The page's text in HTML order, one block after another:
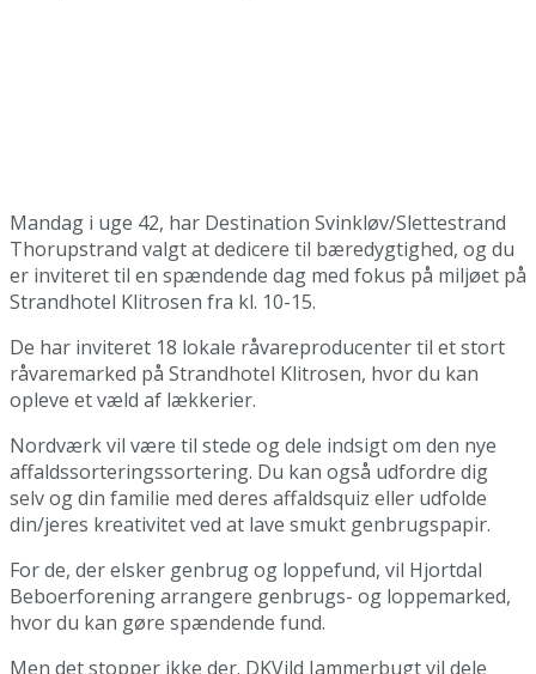
Mandag i uge 42, har Destination Svinkløv/Slettestrand
Thorupstrand valgt at dedicere til bæredygtighed, og du
er inviteret til en spændende dag med fokus på miljøet på
Strandhotel Klitrosen fra kl. 10-15.
De har inviteret 18 lokale råvareproducenter til et stort
råvaremarked på Strandhotel Klitrosen, hvor du kan
opleve et væld af lækkerier.
Nordværk vil være til stede og dele indsigt om den nye
affaldssorteringssortering. Du kan også udfordre dig
selv og din familie med deres affaldsquiz eller udfolde
din/jeres kreativitet ved at lave smukt genbrugspapir.
For de, der elsker genbrug og loppefund, vil Hjortdal
Beboerforening arrangere genbrugs- og loppemarked,
hvor du kan gøre spændende fund.
Men det stopper ikke der. DKVild Jammerbugt vil dele